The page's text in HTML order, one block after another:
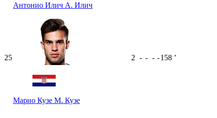
Антонио Илич А. Илич
25
Марио Кузе М. Кузе
2 - - - -158 ʼ